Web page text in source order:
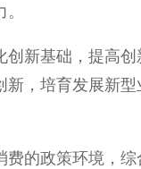
新基础，提高
，培育发展新型
的政策环境，